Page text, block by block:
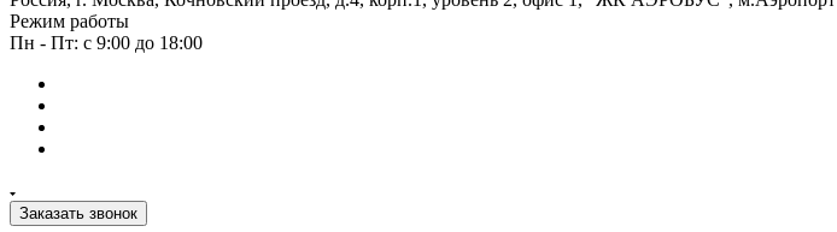
Режим работы
Пн - Пт: с 9:00 до 18:00
Заказать звонок